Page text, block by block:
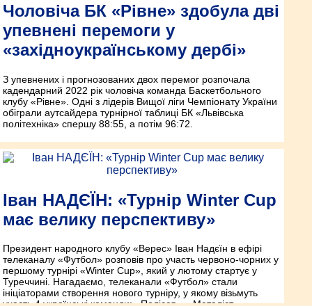
Чоловіча БК «Рівне» здобула дві
упевнені перемоги у
«західноукраїнському дербі»
З упевнених і прогнозованих двох перемог розпочала
кадендарний 2022 рік чоловіча команда Баскетбольного
клубу «Рівне». Одні з лідерів Вищої ліги Чемпіонату України
обіграли аутсайдера турнірної таблиці БК «Львівська
політехніка» спершу 88:55, а потім 96:72.
Іван НАДЄЇН: «Турнір Winter Cup
має велику перспективу»
Президент народного клубу «Верес» Іван Надєїн в ефірі
телеканалу «Футбол» розповів про участь червоно-чорних у
першому турнірі «Winter Cup», який у лютому стартує у
Туреччині. Нагадаємо, телеканали «Футбол» стали
ініціаторами створення нового турніру, у якому візьмуть